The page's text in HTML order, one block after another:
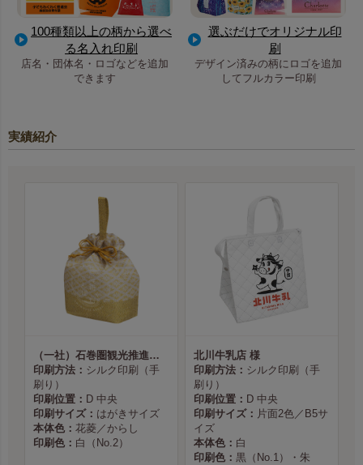
100種類以上の柄から選べ
る名入れ印刷
店名・団体名・ロゴなどを追加
できます
選ぶだけでオリジナル印
刷
デザイン済みの柄にロゴを追加
してフルカラー印刷
実績紹介
（一社）石巻圏観光推進機構様
印刷方法： シルク印刷（手
刷り）
印刷位置： D 中央
印刷サイズ： はがきサイズ
本体色： 花菱／からし
印刷色： 白（No.2）
北川牛乳店 様
印刷方法： シルク印刷（手
刷り）
印刷位置： D 中央
印刷サイズ： 片面2色／B5サ
イズ
本体色： 白
印刷色： 黒（No.1）・朱